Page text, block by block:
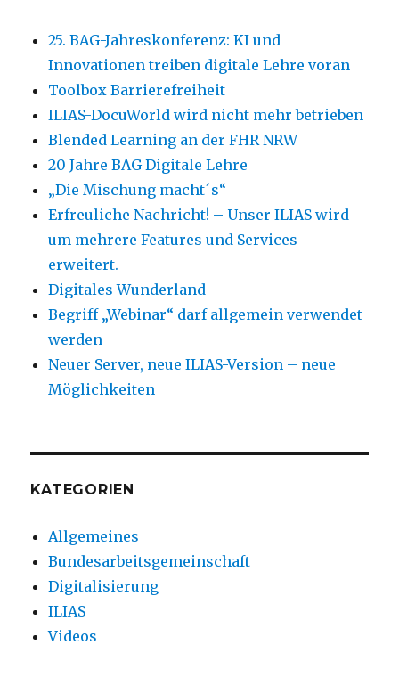
25. BAG-Jahreskonferenz: KI und
Innovationen treiben digitale Lehre voran
Toolbox Barrierefreiheit
ILIAS-DocuWorld wird nicht mehr betrieben
Blended Learning an der FHR NRW
20 Jahre BAG Digitale Lehre
„Die Mischung macht´s“
Erfreuliche Nachricht! – Unser ILIAS wird
um mehrere Features und Services
erweitert.
Digitales Wunderland
Begriff „Webinar“ darf allgemein verwendet
werden
Neuer Server, neue ILIAS-Version – neue
Möglichkeiten
KATEGORIEN
Allgemeines
Bundesarbeitsgemeinschaft
Digitalisierung
ILIAS
Videos